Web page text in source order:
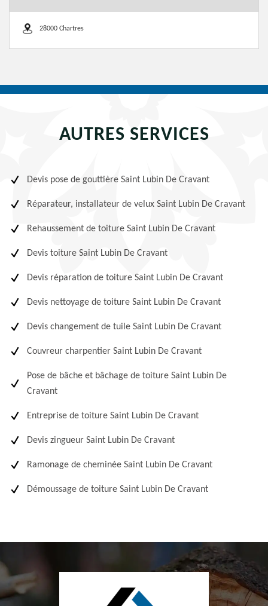
28000 Chartres
AUTRES SERVICES
Devis pose de gouttière Saint Lubin De Cravant
Réparateur, installateur de velux Saint Lubin De Cravant
Rehaussement de toiture Saint Lubin De Cravant
Devis toiture Saint Lubin De Cravant
Devis réparation de toiture Saint Lubin De Cravant
Devis nettoyage de toiture Saint Lubin De Cravant
Devis changement de tuile Saint Lubin De Cravant
Couvreur charpentier Saint Lubin De Cravant
Pose de bâche et bâchage de toiture Saint Lubin De
Cravant
Entreprise de toiture Saint Lubin De Cravant
Devis zingueur Saint Lubin De Cravant
Ramonage de cheminée Saint Lubin De Cravant
Démoussage de toiture Saint Lubin De Cravant